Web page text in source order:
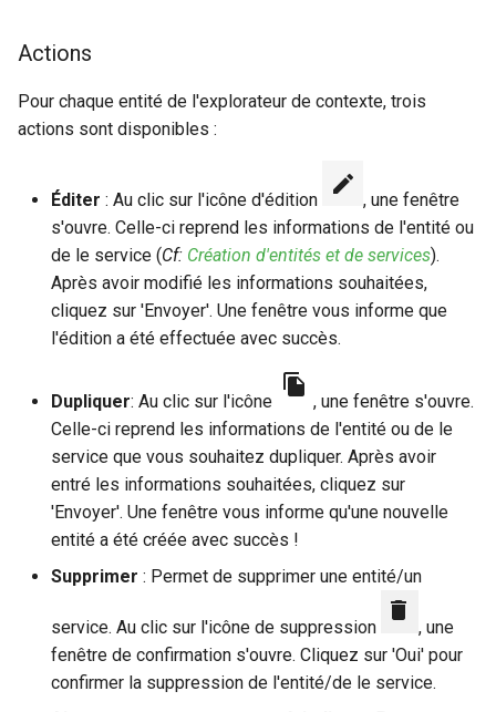
Actions
Pour chaque entité de l'explorateur de contexte, trois
actions sont disponibles :
Éditer : Au clic sur l'icône d'édition
, une fenêtre
s'ouvre. Celle-ci reprend les informations de l'entité ou
de le service (Cf: Création d'entités et de services).
Après avoir modifié les informations souhaitées,
cliquez sur 'Envoyer'. Une fenêtre vous informe que
l'édition a été effectuée avec succès.
Dupliquer: Au clic sur l'icône
, une fenêtre s'ouvre.
Celle-ci reprend les informations de l'entité ou de le
service que vous souhaitez dupliquer. Après avoir
entré les informations souhaitées, cliquez sur
'Envoyer'. Une fenêtre vous informe qu'une nouvelle
entité a été créée avec succès !
Supprimer : Permet de supprimer une entité/un
service. Au clic sur l'icône de suppression
, une
fenêtre de confirmation s'ouvre. Cliquez sur 'Oui' pour
confirmer la suppression de l'entité/de le service.